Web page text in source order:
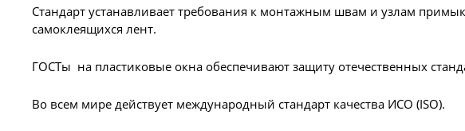
Стандарт устанавливает требования к монтажным швам и узлам
самоклеящихся лент.
ГОСТы на пластиковые окна обеспечивают защиту отечественных
Во всем мире действует международный стандарт качества ИСО (ISO).